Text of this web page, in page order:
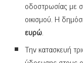
οδοστρωσίας με
οικισμού. Η
ευρώ.
Την κατασκευή